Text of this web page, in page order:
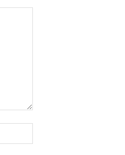
Mail:*